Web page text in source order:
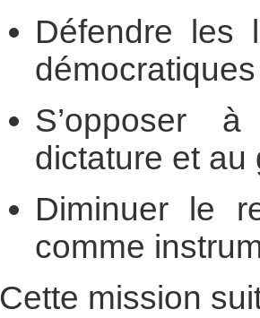
Défendre les
S’opposer
dictature et au
Diminuer le
comme
Cette mission